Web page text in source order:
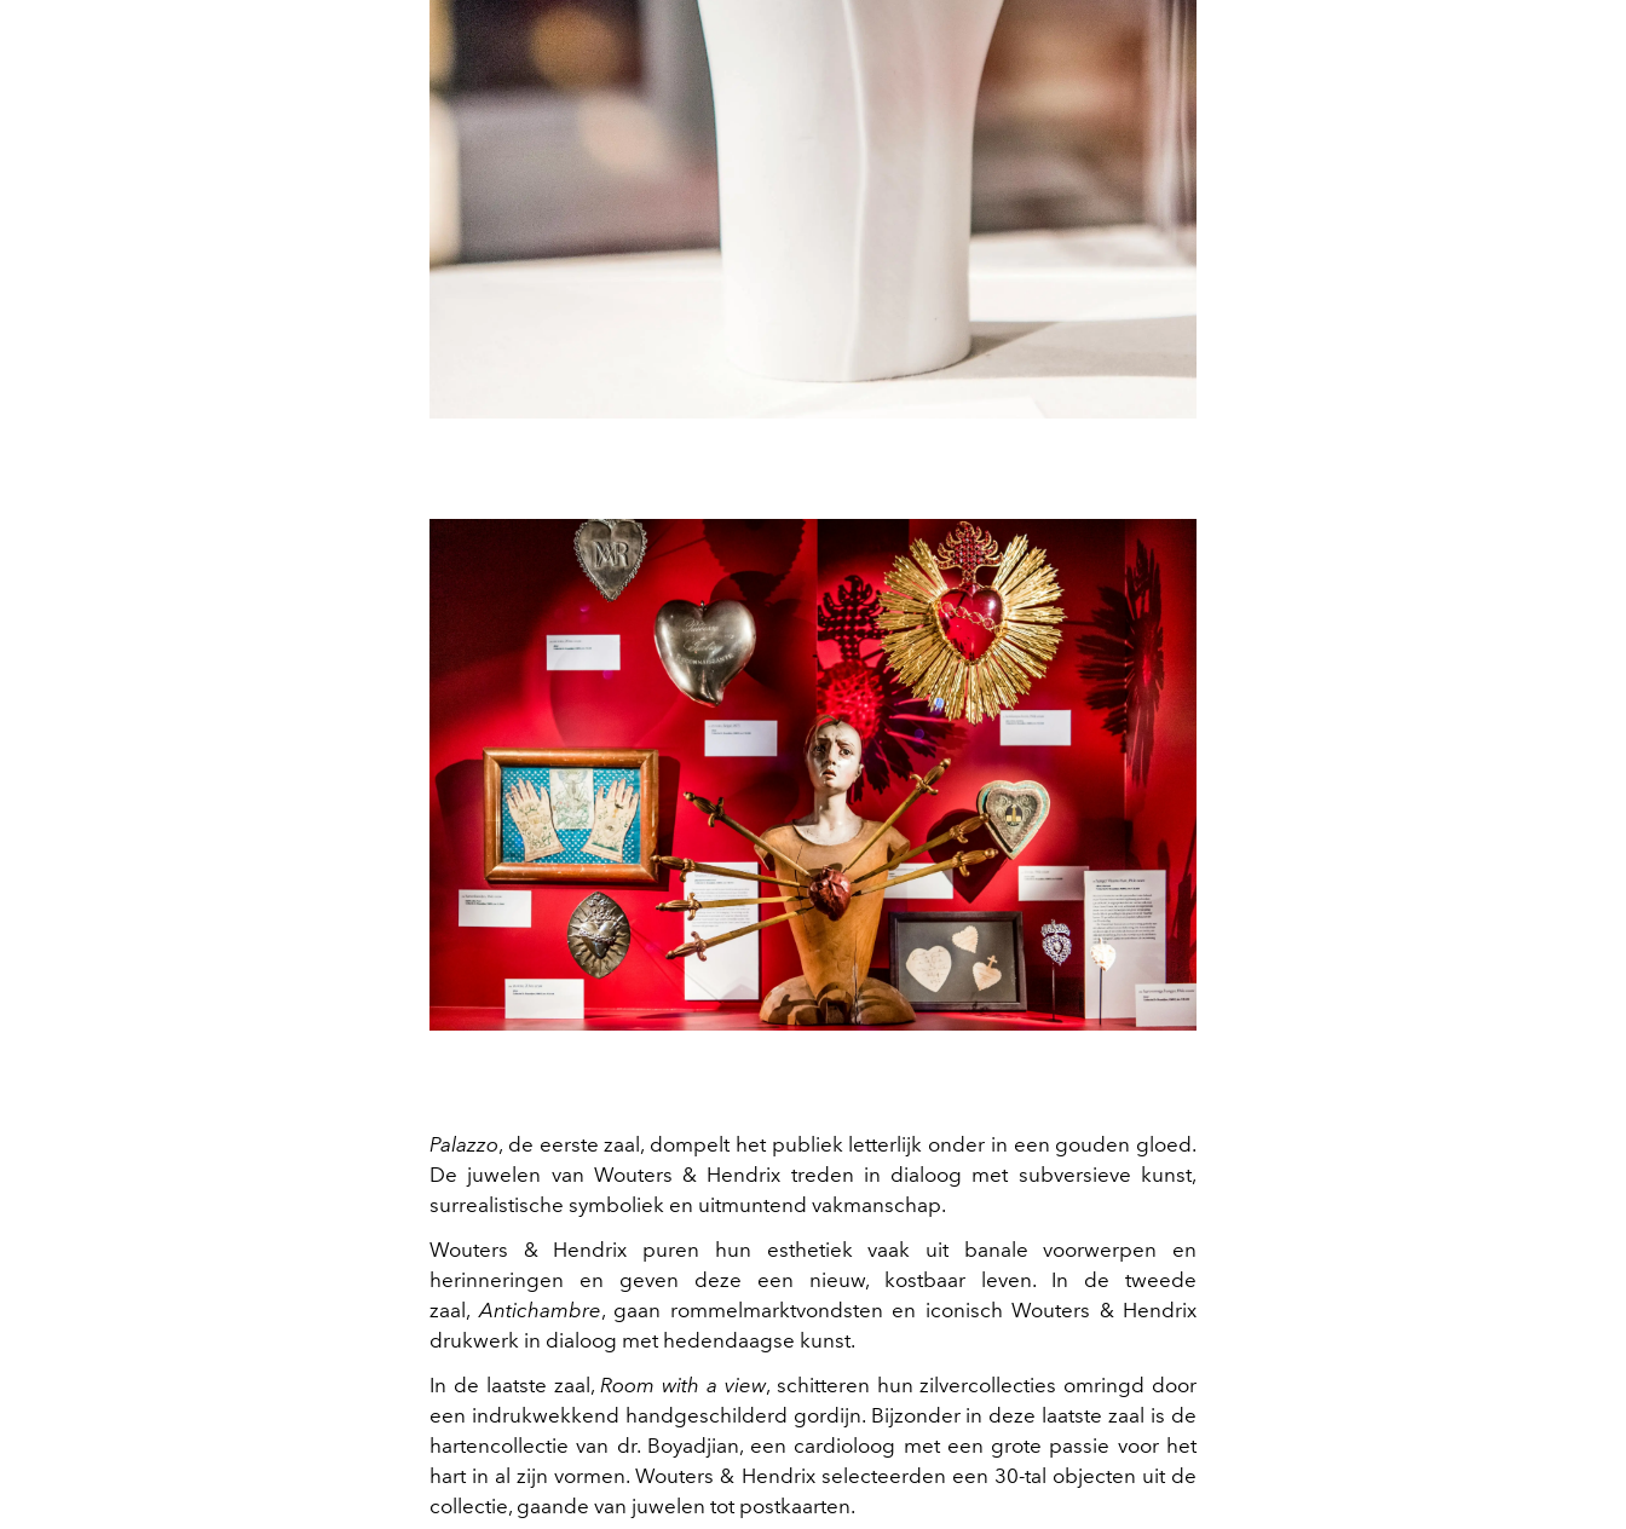
Palazzo, de eerste zaal, dompelt het publiek letterlijk onder in een gouden gloed.
De juwelen van Wouters & Hendrix treden in dialoog met subversieve kunst,
surrealistische symboliek en uitmuntend vakmanschap.
Wouters & Hendrix puren hun esthetiek vaak uit banale voorwerpen en
herinneringen en geven deze een nieuw, kostbaar leven. In de tweede
zaal,Antichambre, gaan rommelmarktvondsten en iconisch Wouters & Hendrix
drukwerk in dialoog met hedendaagse kunst.
In de laatste zaal,Room with a view, schitteren hun zilvercollecties omringd door
een indrukwekkend handgeschilderd gordijn. Bijzonder in deze laatste zaal is de
hartencollectie van dr. Boyadjian, een cardioloog met een grote passie voor het
hart in al zijn vormen. Wouters & Hendrix selecteerden een 30-tal objecten uit de
collectie, gaande van juwelen tot postkaarten.